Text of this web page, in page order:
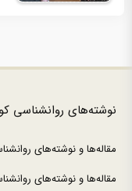
نوشته‌های روانشناسی
مقاله‌ها و نوشته‌های
مقاله‌ها و نوشته‌های